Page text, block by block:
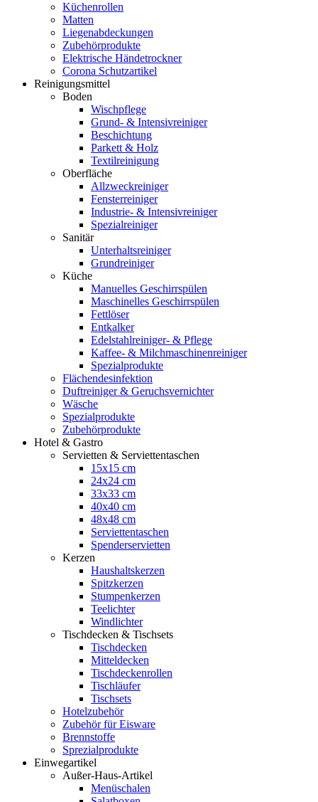
Küchenrollen
Matten
Liegenabdeckungen
Zubehörprodukte
Elektrische Händetrockner
Corona Schutzartikel
Reinigungsmittel
Boden
Wischpflege
Grund- & Intensivreiniger
Beschichtung
Parkett & Holz
Textilreinigung
Oberfläche
Allzweckreiniger
Fensterreiniger
Industrie- & Intensivreiniger
Spezialreiniger
Sanitär
Unterhaltsreiniger
Grundreiniger
Küche
Manuelles Geschirrspülen
Maschinelles Geschirrspülen
Fettlöser
Entkalker
Edelstahlreiniger- & Pflege
Kaffee- & Milchmaschinenreiniger
Spezialprodukte
Flächendesinfektion
Duftreiniger & Geruchsvernichter
Wäsche
Spezialprodukte
Zubehörprodukte
Hotel & Gastro
Servietten & Serviettentaschen
15x15 cm
24x24 cm
33x33 cm
40x40 cm
48x48 cm
Serviettentaschen
Spenderservietten
Kerzen
Haushaltskerzen
Spitzkerzen
Stumpenkerzen
Teelichter
Windlichter
Tischdecken & Tischsets
Tischdecken
Mitteldecken
Tischdeckenrollen
Tischläufer
Tischsets
Hotelzubehör
Zubehör für Eisware
Brennstoffe
Sprezialprodukte
Einwegartikel
Außer-Haus-Artikel
Menüschalen